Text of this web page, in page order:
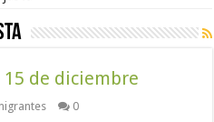
de diciembre
0